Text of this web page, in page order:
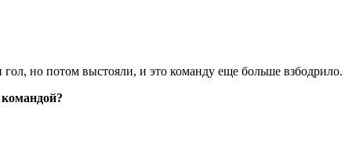
но потом выстояли, и это команду еще больше взбодрило.